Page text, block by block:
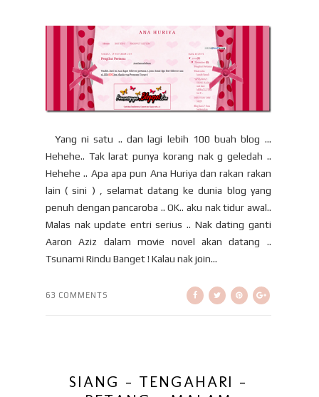
Yang ni satu .. dan lagi lebih 100 buah blog …
Hehehe.. Tak larat punya korang nak g geledah ..
Hehehe .. Apa apa pun Ana Huriya dan rakan rakan
lain ( sini ) , selamat datang ke dunia blog yang
penuh dengan pancaroba .. OK.. aku nak tidur awal..
Malas nak update entri serius .. Nak dating ganti
Aaron Aziz dalam movie novel akan datang ..
Tsunami Rindu Banget ! Kalau nak join...
63 COMMENTS
SIANG - TENGAHARI -